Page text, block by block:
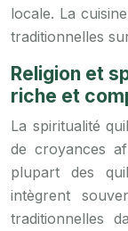
locale. La
traditionnelles
Religion et
riche et
La spiritualité
de croyances
plupart des
intègrent
traditionnelles